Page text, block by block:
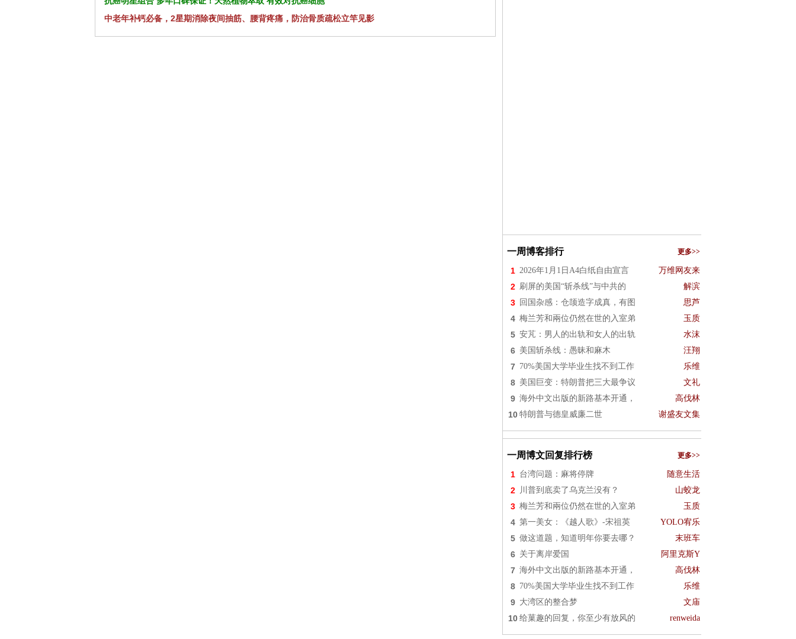
中老年补钙必备，2星期消除夜间抽筋、腰背疼痛，防治骨质疏松立竿见影
一周博客排行 更多>>
1 2026年1月1日A4白纸自由宣言 万维网友来
2 刷屏的美国“斩杀线”与中共的 解滨
3 回国杂感：仓颉造字成真，有图 思芦
4 梅兰芳和兩位仍然在世的入室弟 玉质
5 安芃：男人的出轨和女人的出轨 水沫
6 美国斩杀线：愚昧和麻木 汪翔
7 70%美国大学毕业生找不到工作 乐维
8 美国巨变：特朗普把三大最争议 文礼
9 海外中文出版的新路基本开通， 高伐林
10 特朗普与德皇威廉二世 谢盛友文集
一周博文回复排行榜 更多>>
1 台湾问题：麻将停牌 随意生活
2 川普到底卖了乌克兰没有？ 山蛟龙
3 梅兰芳和兩位仍然在世的入室弟 玉质
4 第一美女：《越人歌》-宋祖英 YOLO宥乐
5 做这道题，知道明年你要去哪？ 末班车
6 关于离岸爱国 阿里克斯Y
7 海外中文出版的新路基本开通， 高伐林
8 70%美国大学毕业生找不到工作 乐维
9 大湾区的整合梦 文庙
10 给菓趣的回复，你至少有放风的 renweida